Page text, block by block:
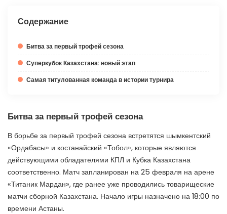
Содержание
Битва за первый трофей сезона
Суперкубок Казахстана: новый этап
Самая титулованная команда в истории турнира
Битва за первый трофей сезона
В борьбе за первый трофей сезона встретятся шымкентский
«Ордабасы» и костанайский «Тобол», которые являются
действующими обладателями КПЛ и Кубка Казахстана
соответственно. Матч запланирован на 25 февраля на арене
«Титаник Мардан», где ранее уже проводились товарищеские
матчи сборной Казахстана. Начало игры назначено на 18:00 по
времени Астаны.